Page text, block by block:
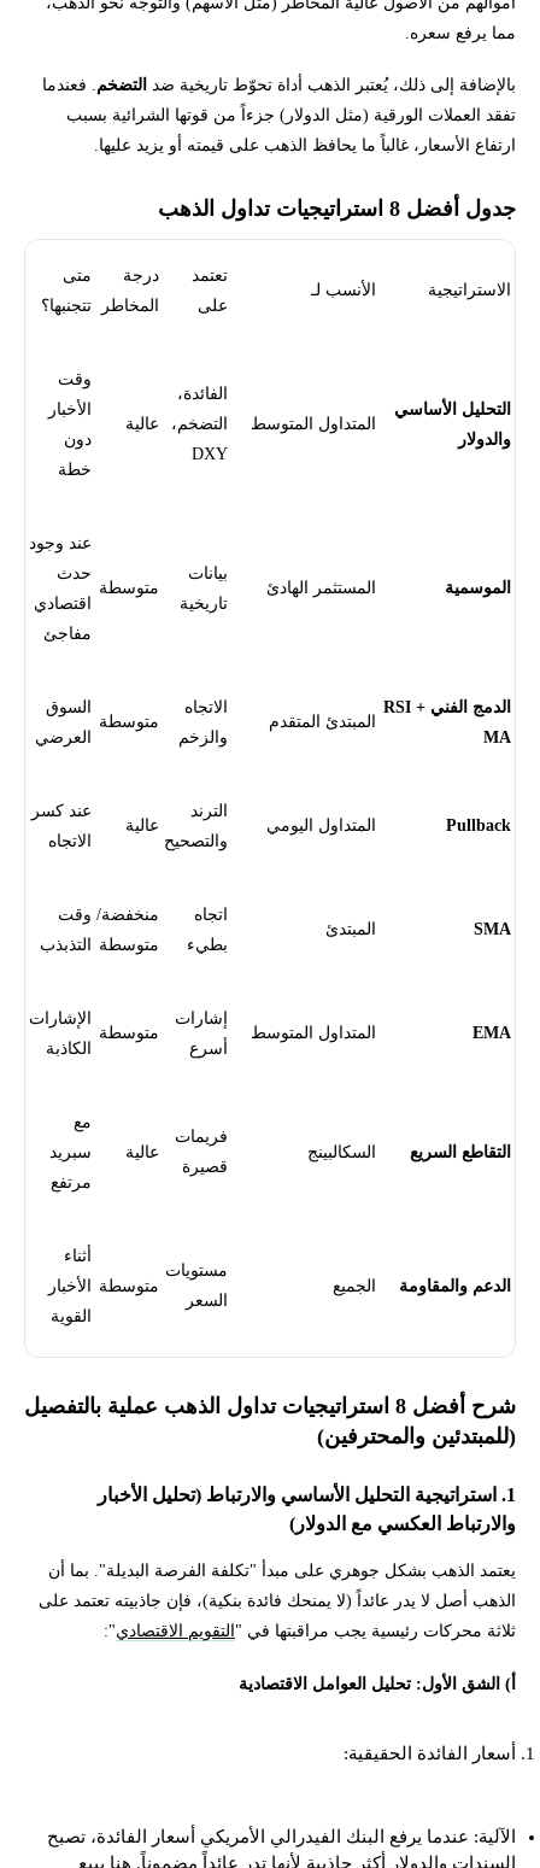
مما يرفع سعره.
بالإضافة إلى ذلك، يُعتبر الذهب أداة تحوّط تاريخية ضد التضخم . فعندما
تفقد العملات الورقية (مثل الدولار) جزءاً من قوتها الشرائية بسبب
ارتفاع الأسعار، غالباً ما يحافظ الذهب على قيمته أو يزيد عليها.
جدول أفضل 8 استراتيجيات تداول الذهب
الاستراتيجية الأنسب لـ
تعتمد
على
درجة
المخاطر
متى
تتجنبها؟
التحليل الأساسي
والدولار
المتداول المتوسط
الفائدة،
التضخم،
DXY
عالية
وقت
الأخبار
دون
خطة
الموسمية المستثمر الهادئ
بيانات
تاريخية
متوسطة
عند وجود
حدث
اقتصادي
مفاجئ
الدمج الفني RSI +
MA
المبتدئ المتقدم
الاتجاه
والزخم
متوسطة
السوق
العرضي
Pullback المتداول اليومي
الترند
والتصحيح
عالية
عند كسر
الاتجاه
SMA المبتدئ
اتجاه
بطيء
منخفضة/
متوسطة
وقت
التذبذب
EMA المتداول المتوسط
إشارات
أسرع
متوسطة
الإشارات
الكاذبة
التقاطع السريع السكالبينج
فريمات
قصيرة
عالية
مع
سبريد
مرتفع
الدعم والمقاومة الجميع
مستويات
السعر
متوسطة
أثناء
الأخبار
القوية
شرح أفضل 8 استراتيجيات تداول الذهب عملية بالتفصيل
(للمبتدئين والمحترفين)
1. استراتيجية التحليل الأساسي والارتباط (تحليل الأخبار
والارتباط العكسي مع الدولار)
يعتمد الذهب بشكل جوهري على مبدأ "تكلفة الفرصة البديلة". بما أن
الذهب أصل لا يدر عائداً (لا يمنحك فائدة بنكية)، فإن جاذبيته تعتمد على
ثلاثة محركات رئيسية يجب مراقبتها في "التقويم الاقتصادي":
أ) الشق الأول: تحليل العوامل الاقتصادية
أسعار الفائدة الحقيقية:
الآلية: عندما يرفع البنك الفيدرالي الأمريكي أسعار الفائدة، تصبح
السندات والدولار أكثر جاذبية لأنها تدر عائداً مضموناً. هنا يبيع